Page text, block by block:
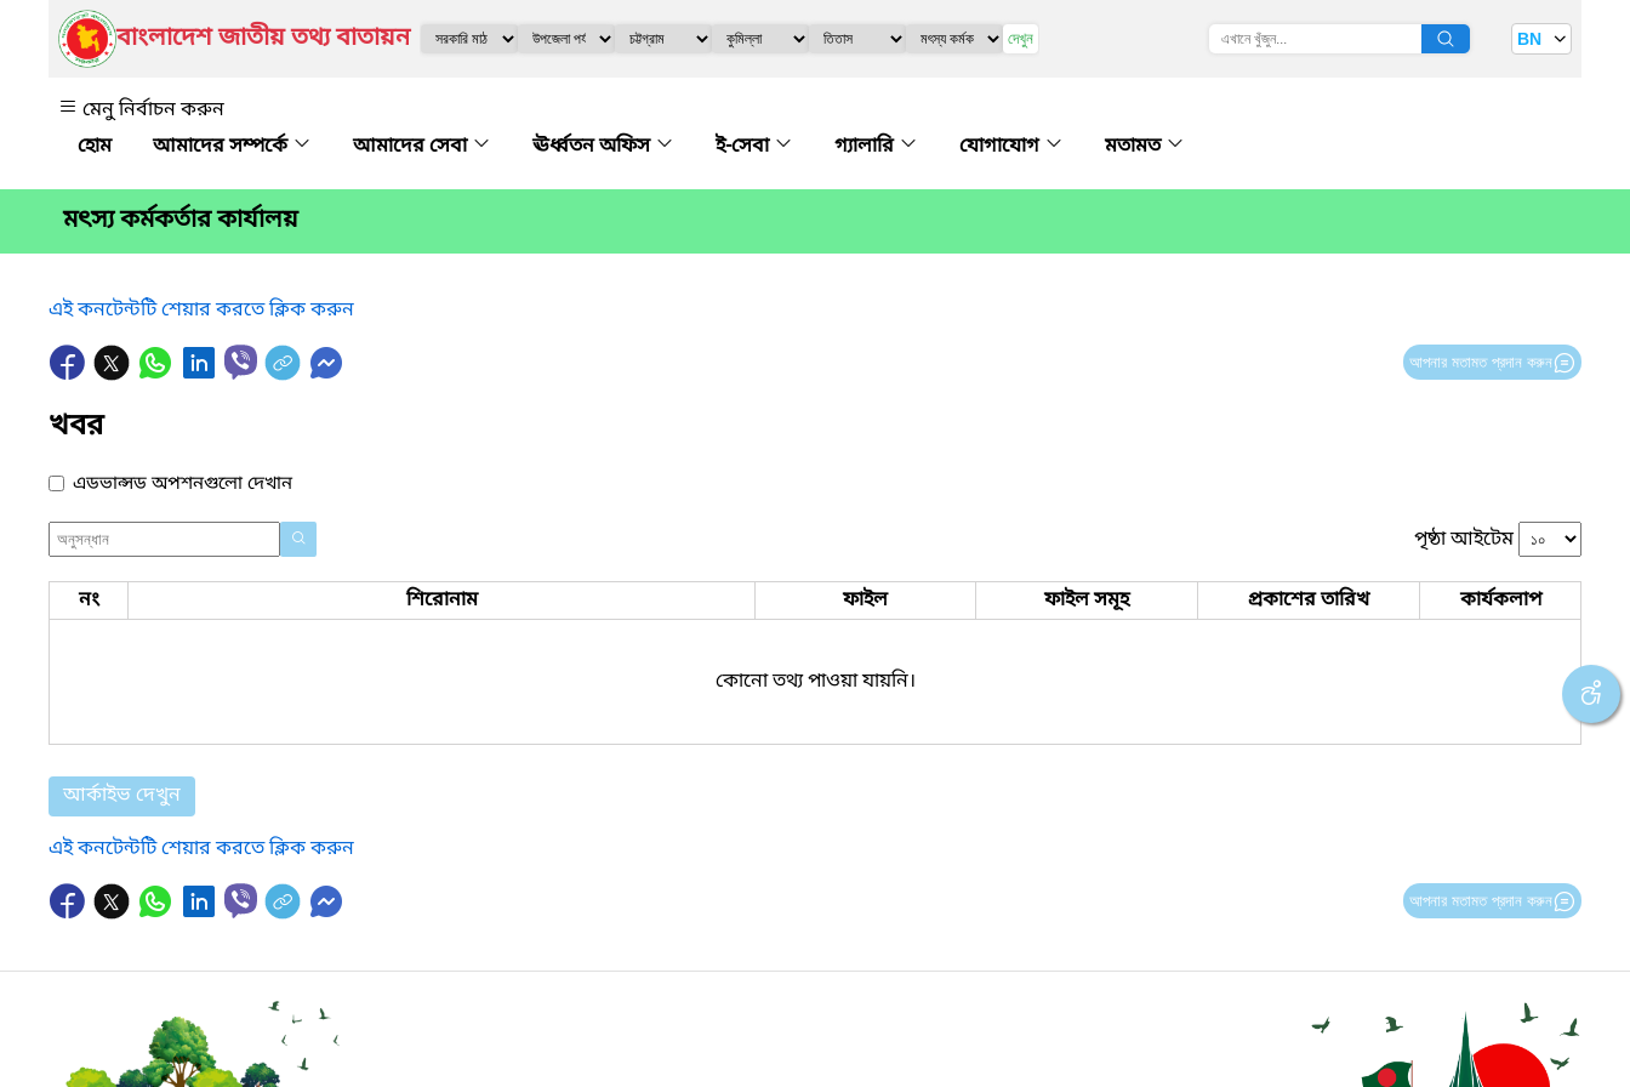
বাংলাদেশ জাতীয় তথ্য বাতায়ন দেখুন BN
মেনু নির্বাচন করুন
আমাদের সম্পর্কে
আমাদের সেবা ঊর্ধ্বতন অফিস ই-সেবা গ্যালারি যোগাযোগ মতামত
মৎস্য কর্মকর্তার কার্যালয়
এই কনটেন্টটি শেয়ার করতে ক্লিক করুন
আপনার মতামত প্রদান করুন
খবর
এডভান্সড অপশনগুলো দেখান
পৃষ্ঠা আইটেম
নং শিরোনাম ফাইল ফাইল সমূহ প্রকাশের তারিখ কার্যকলাপ
কোনো তথ্য পাওয়া যায়নি।
আর্কাইভ দেখুন
এই কনটেন্টটি শেয়ার করতে ক্লিক করুন
আপনার মতামত প্রদান করুন